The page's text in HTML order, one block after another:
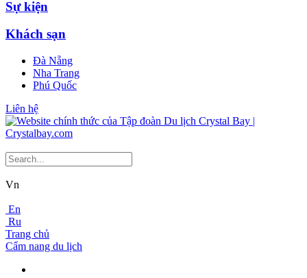
Sự kiện
Khách sạn
Đà Nẵng
Nha Trang
Phú Quốc
Liên hệ
Vn
En
Ru
Trang chủ
Cẩm nang du lịch